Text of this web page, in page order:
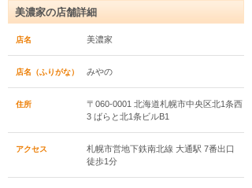
美濃家の店舗詳細
店名 美濃家
店名（ふりがな） みやの
住所
〒060-0001 北海道札幌市中央区北1条西
3 ばらと北1条ビルB1
アクセス
札幌市営地下鉄南北線 大通駅 7番出口
徒歩1分